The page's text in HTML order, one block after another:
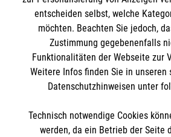
Barrierefreiheit
Kontakt
Malteser in Deutschland
Malteserorden
Sharepoint
Spendenkonto
Bank: Pax-Bank für Kirche
So finden Sie uns
entscheiden selbst, welche
möchten. Beachten Sie jedoch,
Zustimmung gegebenenfalls
Funktionalitäten der Webseite zur
Weitere Infos finden Sie in unseren
Datenschutzhinweisen unter
Technisch notwendige Cookies
werden, da ein Betrieb der Seite